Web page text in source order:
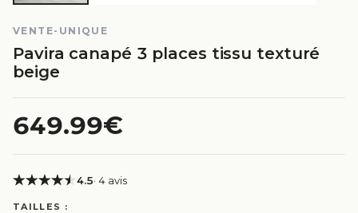
VENTE-UNIQUE
Pavira canapé 3 places tissu texturé
beige
649.99€
4.5· 4 avis
TAILLES :